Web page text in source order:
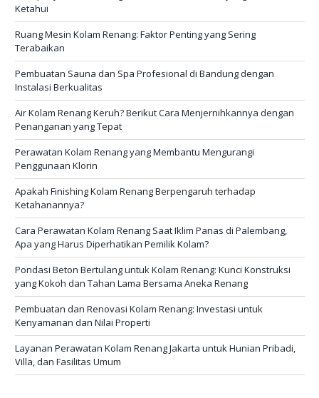
Ketahui
Ruang Mesin Kolam Renang: Faktor Penting yang Sering
Terabaikan
Pembuatan Sauna dan Spa Profesional di Bandung dengan
Instalasi Berkualitas
Air Kolam Renang Keruh? Berikut Cara Menjernihkannya dengan
Penanganan yang Tepat
Perawatan Kolam Renang yang Membantu Mengurangi
Penggunaan Klorin
Apakah Finishing Kolam Renang Berpengaruh terhadap
Ketahanannya?
Cara Perawatan Kolam Renang Saat Iklim Panas di Palembang,
Apa yang Harus Diperhatikan Pemilik Kolam?
Pondasi Beton Bertulang untuk Kolam Renang: Kunci Konstruksi
yang Kokoh dan Tahan Lama Bersama Aneka Renang
Pembuatan dan Renovasi Kolam Renang: Investasi untuk
Kenyamanan dan Nilai Properti
Layanan Perawatan Kolam Renang Jakarta untuk Hunian Pribadi,
Villa, dan Fasilitas Umum